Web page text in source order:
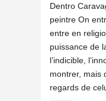
Dentro
peintre On
entre en
puissance de
l’indicible,
montrer, mais
regards de